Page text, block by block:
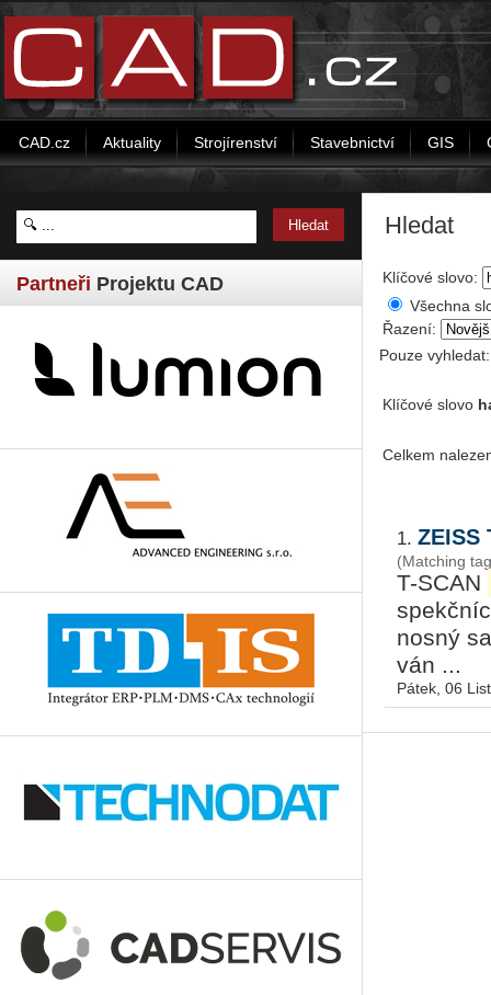
CAD.cz Aktuality Strojírenství Stavebnictví GIS
Partneři Projektu CAD
Hledat
Klíčové slovo:
Všechna
Řazení:
Pouze
Klíčové slovo
Celkem
1. ZEISS
(Matching
T-SCAN
nos­ný
ván ...
Pátek, 06